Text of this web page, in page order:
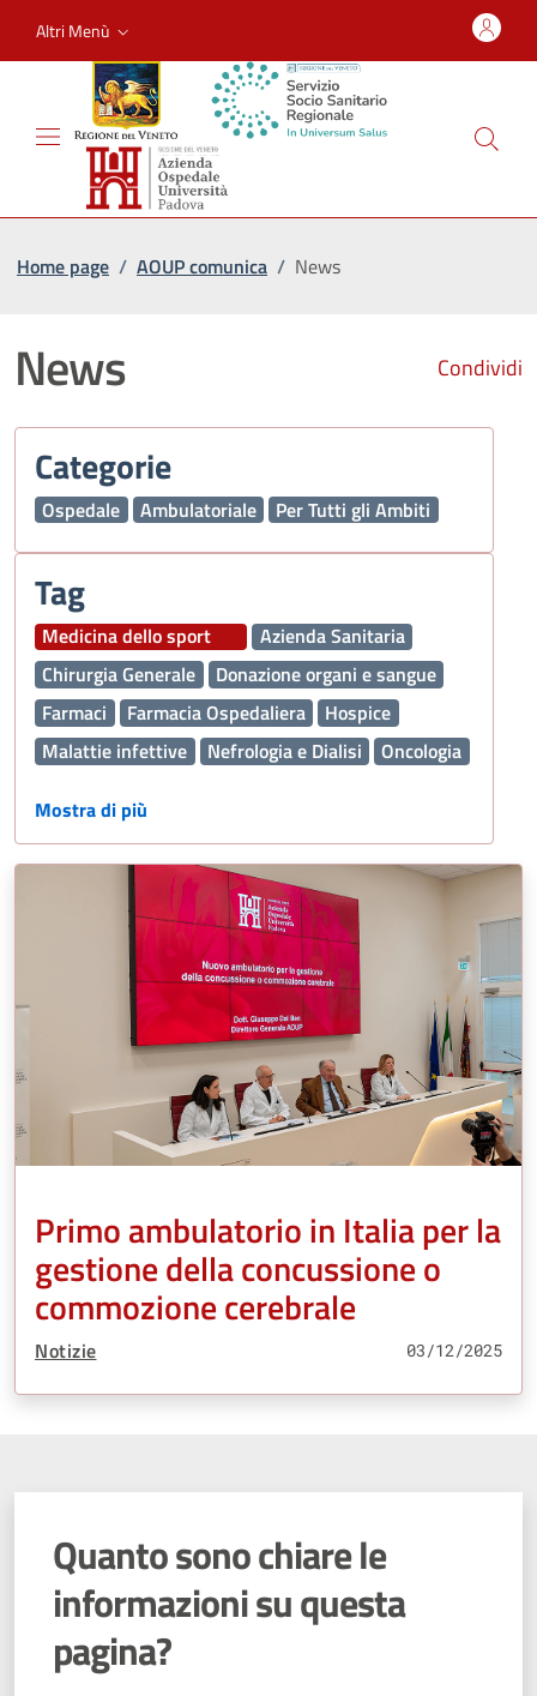
Altri Menù
Home page / AOUP comunica / News
Condividi
News
Categorie
Ospedale Ambulatoriale Per Tutti gli Ambiti
Tag
Medicina dello sport
Azienda Sanitaria
Chirurgia Generale
Donazione organi e sangue
Farmaci
Farmacia Ospedaliera
Hospice
Malattie infettive
Nefrologia e Dialisi
Oncologia
Prestazioni sanitarie
Interaziendale
Ambulatorio specialistico
chirurgia della mano
chirurgia plastica
patologie della mano
Neurochirurgia
Mostra di più
Primo ambulatorio in Italia per la
gestione della concussione o
commozione cerebrale
Tipo Contenuto:
Notizie 03/12/2025
Quanto sono chiare le
informazioni su questa
pagina?